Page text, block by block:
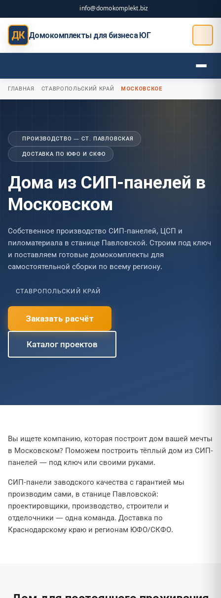
info@domokomplekt.biz
ДК Домокомплекты для бизнеса ЮГ
ГЛАВНАЯ СТАВРОПОЛЬСКИЙ КРАЙ МОСКОВСКОЕ
ПРОИЗВОДСТВО — СТ. ПАВЛОВСКАЯ
ДОСТАВКА ПО ЮФО И СКФО
Дома из СИП-панелей в
Московском
Собственное производство СИП-панелей, ЦСП и
пиломатериала в станице Павловской. Строим под ключ
и поставляем готовые домокомплекты для
самостоятельной сборки по всему региону.
СТАВРОПОЛЬСКИЙ КРАЙ
Заказать расчёт
Каталог проектов
Вы ищете компанию, которая построит дом вашей мечты
в Московском? Поможем построить тёплый дом из СИП-
панелей — под ключ или своими руками.
СИП-панели заводского качества с гарантией мы
производим сами, в станице Павловской:
проектировщики, производство, строители и
отделочники — одна команда. Доставка по
Краснодарскому краю и регионам ЮФО/СКФО.